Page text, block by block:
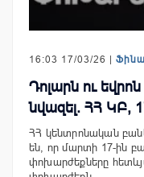
16:03 17/03/26 |
Դոլարն ու եվրոն
նվազել. ՀՀ ԿԲ,
ՀՀ կենտրոնական
են, որ մարտի 17-ին
փոխարժեքները